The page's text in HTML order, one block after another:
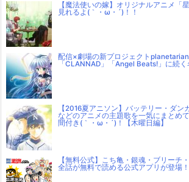
【魔法使いの嫁】オリジナルアニメ「
見れるよ(｀・ω・´)！！
配信×劇場の新プロジェクトplanetarian
「CLANNAD」「Angel Beats!」に続く
【2016夏アニソン】バッテリー・ダン
などのアニメの主題歌を一気にまとめ
間付き(｀・ω・´)！【木曜日編】
【無料公式】こち亀・銀魂・ブリーチ
全話が無料で読める公式アプリが登場！